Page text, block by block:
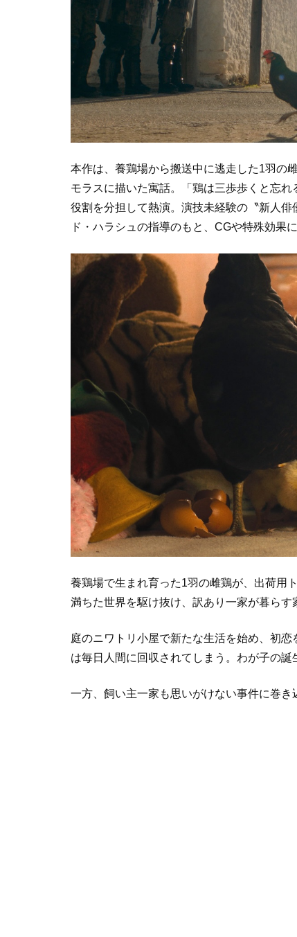
本作は、養鶏場から搬送中に逃走した1羽の
モラスに描いた寓話。「鶏は三歩歩くと忘
役割を分担して熱演。演技未経験の〝新人
ド・ハラシュの指導のもと、CGや特殊効果
養鶏場で生まれ育った1羽の雌鶏が、出荷用
満ちた世界を駆け抜け、訳あり一家が暮らす
庭のニワトリ小屋で新たな生活を始め、初
は毎日人間に回収されてしまう。わが子の誕
一方、飼い主一家も思いがけない事件に巻